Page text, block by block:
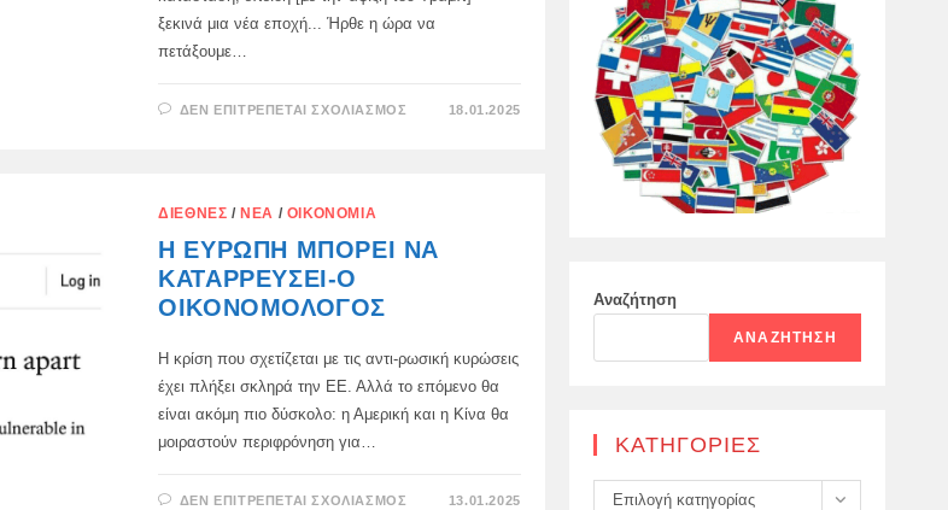
ξεκινά μια νέα εποχή... Ήρθε η ώρα να
πετάξουμε…
ΔΕΝ ΕΠΙΤΡΈΠΕΤΑΙ ΣΧΟΛΙΑΣΜΌΣ
ΡΩΣΙΚΉ
18.01.2025
ΔΙΕΘΝΈΣ / ΝΈΑ / ΟΙΚΟΝΟΜΊΑ
Η ΕΥΡΏΠΗ ΜΠΟΡΕΊ ΝΑ
ΚΑΤΑΡΡΕΎΣΕΙ-Ο
ΟΙΚΟΝΟΜΟΛΌΓΟΣ
Η κρίση που σχετίζεται με τις αντι-ρωσική κυρώσεις
έχει πλήξει σκληρά την ΕΕ. Αλλά το επόμενο θα
είναι ακόμη πιο δύσκολο: η Αμερική και η Κίνα θα
μοιραστούν περιφρόνηση για…
ΔΕΝ ΕΠΙΤΡΈΠΕΤΑΙ ΣΧΟΛΙΑΣΜΌΣ 13.01.2025
Αναζήτηση
ΑΝΑΖΉΤΗΣΗ
KΑΤΗΓΟΡΊΕΣ
Kατηγορίες
Επιλογή κατηγορίας